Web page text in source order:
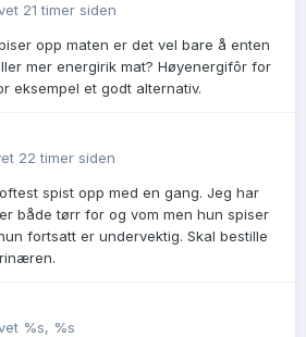
21 timer siden
opp maten er det vel bare å enten
mer energirik mat? Høyenergifôr for
eksempel et godt alternativ.
22 timer siden
spist opp med en gang. Jeg har
både tørr for og vom men hun spiser
fortsatt er undervektig. Skal bestille
%s, %s